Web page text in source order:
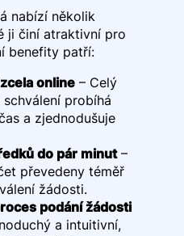
nabízí několik
ji činí atraktivní pro
benefity patří:
online– Celý
probíhá
a zjednodušuje
do pár minut–
převedeny téměř
žádosti.
podání žádosti
a intuitivní,